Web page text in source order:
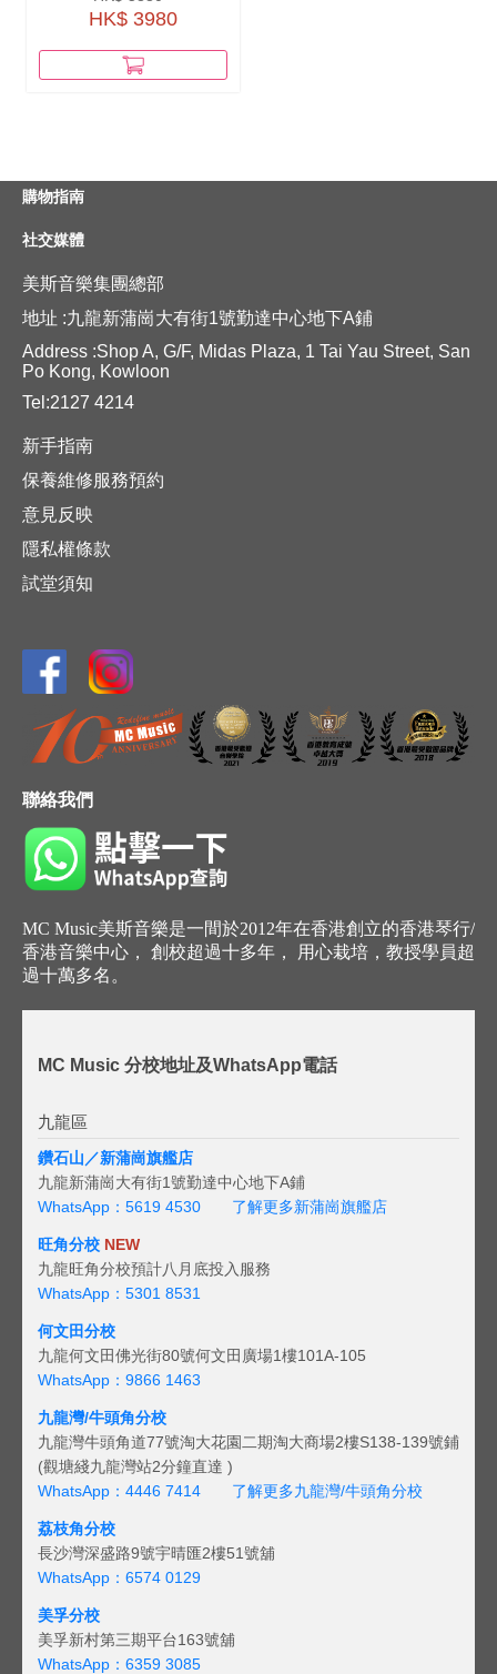
HK$ 3980
購物指南
社交媒體
美斯音樂集團總部
地址 :九龍新蒲崗大有街1號勤達中心地下A鋪
Address :Shop A, G/F, Midas Plaza, 1 Tai Yau Street, San
Po Kong, Kowloon
Tel:2127 4214
新手指南
保養維修服務預約
意見反映
隱私權條款
試堂須知
聯絡我們
MC Music美斯音樂是一間於2012年在香港創立的香港琴行/
香港音樂中心， 創校超過十多年， 用心栽培，教授學員超
過十萬多名。
MC Music 分校地址及WhatsApp電話
九龍區
鑽石山／新蒲崗旗艦店
九龍新蒲崗大有街1號勤達中心地下A鋪
WhatsApp：5619 4530
了解更多新蒲崗旗艦店
旺角分校 NEW
九龍旺角分校預計八月底投入服務
WhatsApp：5301 8531
何文田分校
九龍何文田佛光街80號何文田廣場1樓101A-105
WhatsApp：9866 1463
九龍灣/牛頭角分校
九龍灣牛頭角道77號淘大花園二期淘大商場2樓S138-139號鋪
(觀塘綫九龍灣站2分鐘直達 )
WhatsApp：4446 7414
了解更多九龍灣/牛頭角分校
荔枝角分校
長沙灣深盛路9號宇晴匯2樓51號舖
WhatsApp：6574 0129
美孚分校
美孚新村第三期平台163號舖
WhatsApp：6359 3085